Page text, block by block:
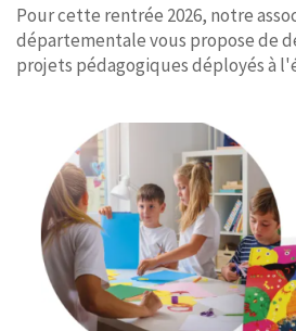
Pour cette rentrée 2026, notre
départementale vous propose de
projets pédagogiques déployés à